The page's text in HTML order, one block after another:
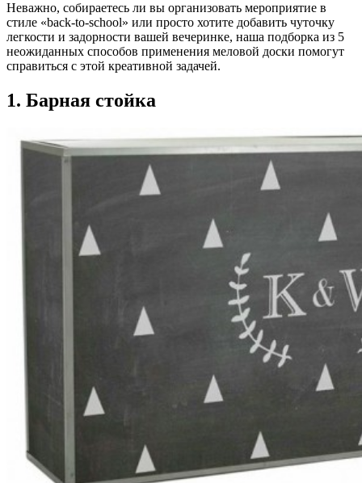
Неважно, собираетесь ли вы организовать мероприятие в
стиле «back-to-school» или просто хотите добавить чуточку
легкости и задорности вашей вечеринке, наша подборка из 5
неожиданных способов применения меловой доски помогут
справиться с этой креативной задачей.
1. Барная стойка